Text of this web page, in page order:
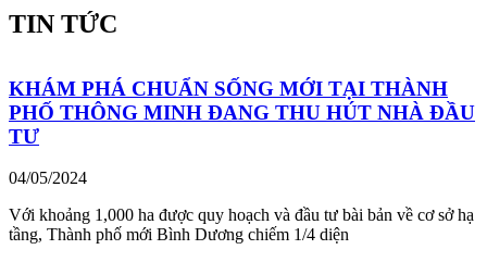
TIN TỨC
KHÁM PHÁ CHUẨN SỐNG MỚI TẠI THÀNH
PHỐ THÔNG MINH ĐANG THU HÚT NHÀ ĐẦU
TƯ
04/05/2024
Với khoảng 1,000 ha được quy hoạch và đầu tư bài bản về cơ sở hạ
tầng, Thành phố mới Bình Dương chiếm 1/4 diện